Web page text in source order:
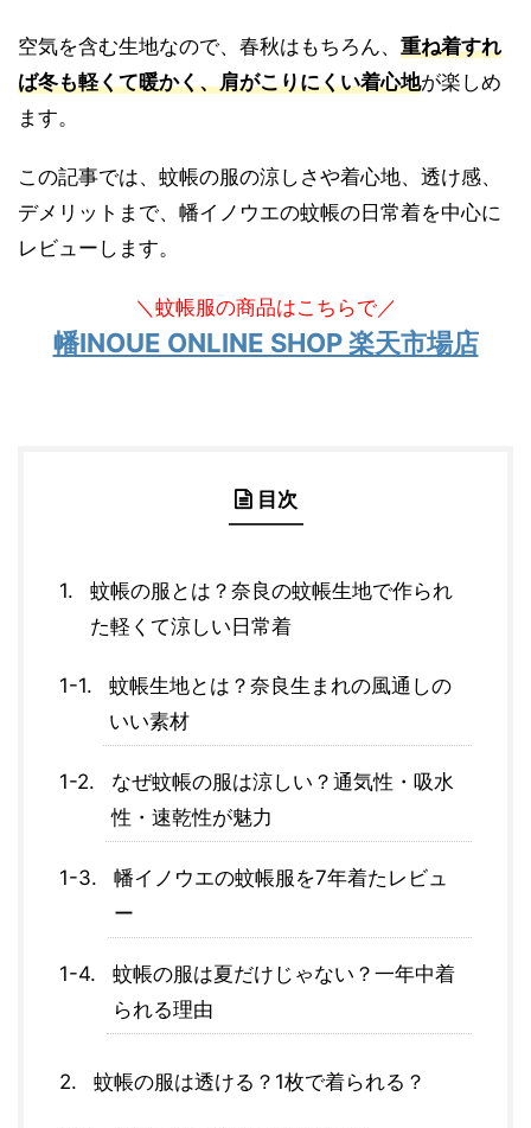
空気を含む生地なので、春秋はもちろん、 重ね着すれ
ば冬も軽くて暖かく、肩がこりにくい着心地が楽しめ
ます。
この記事では、蚊帳の服の涼しさや着心地、透け感、
デメリットまで、幡イノウエの蚊帳の日常着を中心に
レビューします。
＼蚊帳服の商品はこちらで／
幡INOUE ONLINE SHOP 楽天市場店
目次
蚊帳の服とは？奈良の蚊帳生地で作られ
た軽くて涼しい日常着
蚊帳生地とは？奈良生まれの風通しの
いい素材
なぜ蚊帳の服は涼しい？通気性・吸水
性・速乾性が魅力
幡イノウエの蚊帳服を7年着たレビュ
ー
蚊帳の服は夏だけじゃない？一年中着
られる理由
蚊帳の服は透ける？1枚で着られる？